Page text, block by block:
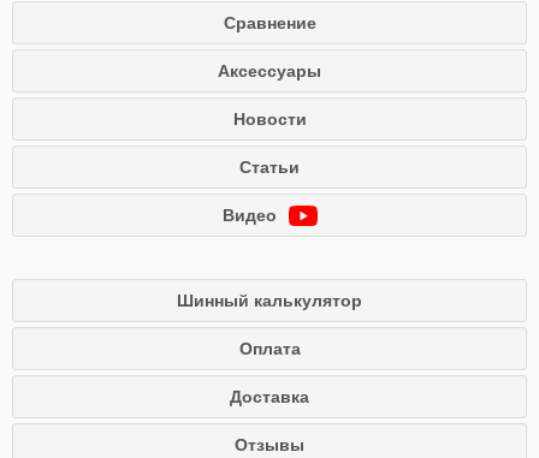
Сравнение
Аксессуары
Новости
Статьи
Видео
Шинный калькулятор
Оплата
Доставка
Отзывы